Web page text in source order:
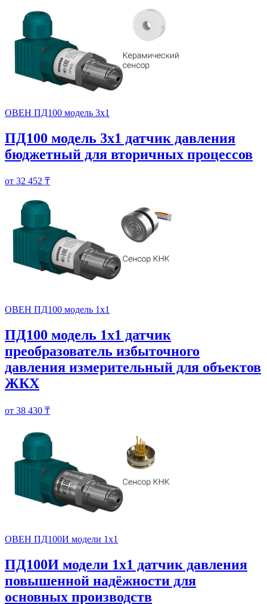
ОВЕН ПД100 модель 3х1
ПД100 модель 3х1 датчик давления
бюджетный для вторичных процессов
от 32 452 ₸
ОВЕН ПД100 модель 1х1
ПД100 модель 1х1 датчик
преобразователь избыточного
давления измерительный для объектов
ЖКХ
от 38 430 ₸
ОВЕН ПД100И модели 1х1
ПД100И модели 1х1 датчик давления
повышенной надёжности для
основных производств